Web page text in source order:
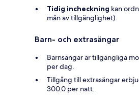
Tidig incheckning kan
mån av tillgänglighet).
Barn- och extrasängar
Barnsängar är tillgängliga
per dag.
Tillgång till extrasängar
300.0 per natt.